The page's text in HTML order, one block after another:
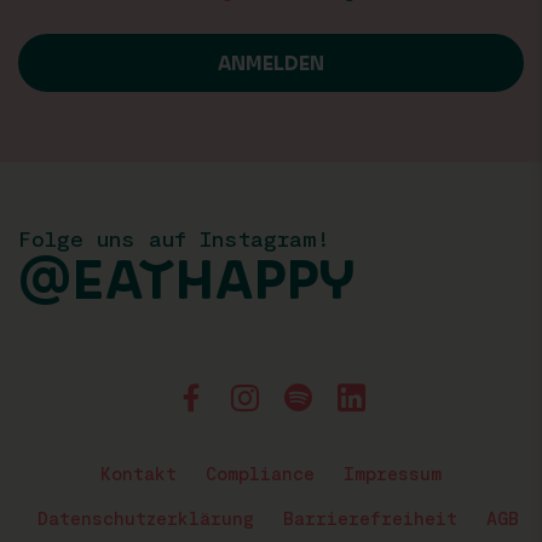
Folge uns auf Instagram!
@EATHAPPY
Kontakt Compliance Impressum
Datenschutzerklärung Barrierefreiheit AGB